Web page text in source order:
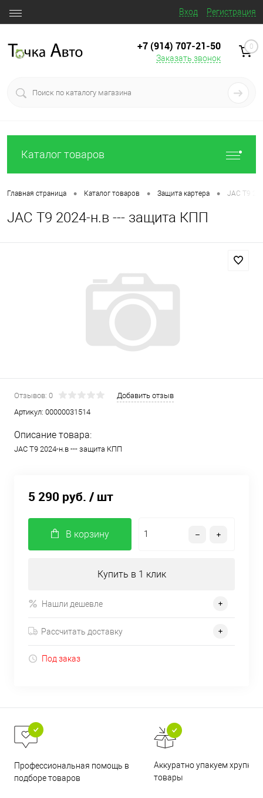
Вход Регистрация
+7 (914) 707‒21‒50
Заказать звонок
0
Каталог товаров
Главная страница • Каталог товаров • Защита картера • JAC T9
JAC T9 2024-н.в --- защита КПП
Отзывов: 0
Добавить отзыв
Артикул: 00000031514
Описание товара:
JAC T9 2024-н.в --- защита КПП
5 290 руб. / шт
В корзину
Купить в 1 клик
Нашли дешевле
Рассчитать доставку
Под заказ
Профессиональная помощь в
подборе товаров
Аккуратно упакуем хрупкие
товары